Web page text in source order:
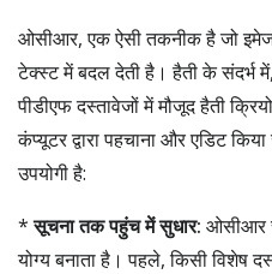
ओसीआर, एक ऐसी तकनीक है जो
टेक्स्ट में बदल देती है। हैती के संदर्भ
पीडीएफ दस्तावेजों में मौजूद हैती
कंप्यूटर द्वारा पहचाना और एडिट
उपयोगी है:
*सूचना तक पहुंच में सुधार: ओसीआर
योग्य बनाता है। पहले, किसी विशेष